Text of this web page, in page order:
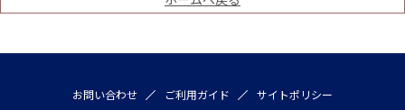
お問い合わせ ご利用ガイド
サイトポリシー